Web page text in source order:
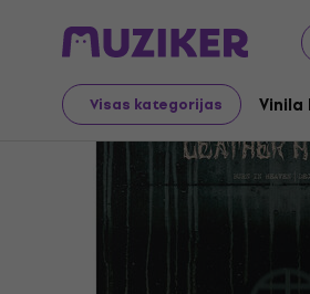
Visas kategorijas Vinila
LP ieraksti un kompaktdiski